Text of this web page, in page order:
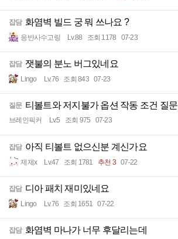
잡담 화염벽 빌드 궁 뭐 쓰나요 ?
응반사수고링 Lv.88 조회 1178 07-23
잡담 잿불의 분노 버그있네요
Lingo Lv.76 조회 843 07-23
질문 티볼트와 저지불가 옵션 작동 조건 질문
브레인픽커 Lv.5 조회 975 07-23
잡담 아직 티볼트 없으신분 계신가요
제제x Lv.47 조회 1781 추천 3 07-22
잡담 디아 패치 재미있네요
Lingo Lv.76 조회 1651 07-22
잡담 화염벽 마나가 너무 후달리는데